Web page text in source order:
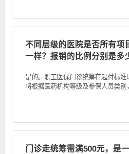
不同层级的医院是否所有项
一样？报销的比例分别是
是的。职工医保门诊统筹在起付标准
将根据医药机构等级及参保人员类别
门诊走统筹需满500元，是